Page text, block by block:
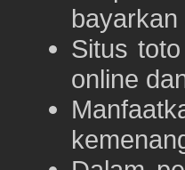
Situs
online